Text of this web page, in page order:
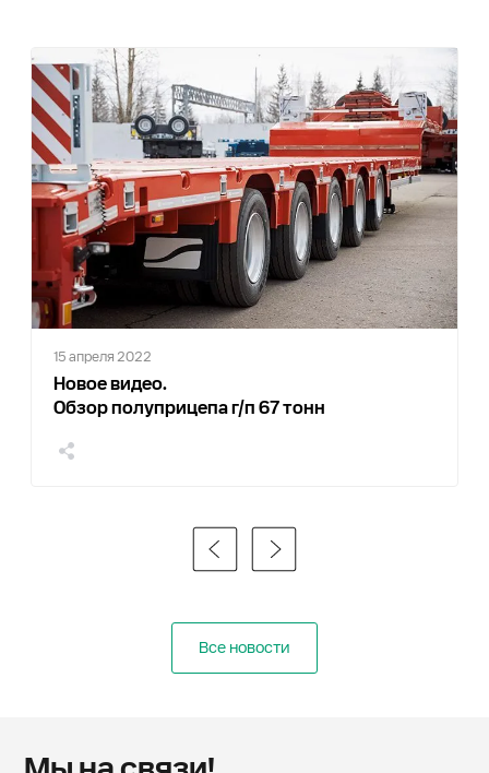
15 апреля 2022
Новое видео.
Обзор полуприцепа г/п 67 тонн
Все новости